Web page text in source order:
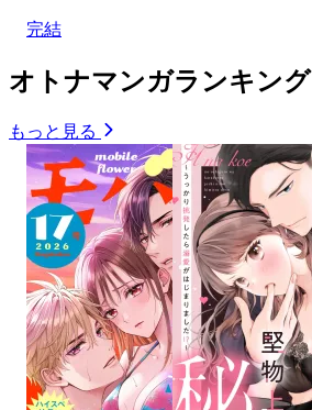
完結
オトナマンガランキング
もっと見る